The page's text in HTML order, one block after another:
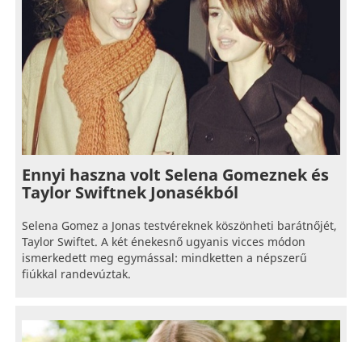
Ennyi haszna volt Selena Gomeznek és
Taylor Swiftnek Jonasékból
Selena Gomez a Jonas testvéreknek köszönheti barátnőjét,
Taylor Swiftet. A két énekesnő ugyanis vicces módon
ismerkedett meg egymással: mindketten a népszerű
fiúkkal randevúztak.